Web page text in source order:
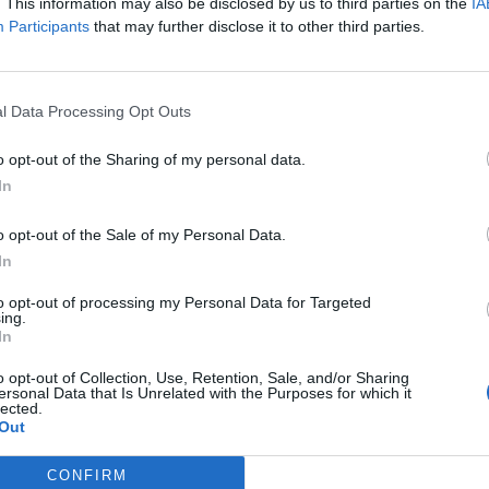
Participants that may further disclose it to other third parties.
Data Processing Opt Outs
opt-out of the Sharing of my personal data.
opt-out of the Sale of my Personal Data.
opt-out of processing my Personal Data for Targeted
opt-out of Collection, Use, Retention, Sale, and/or Sharing
Data that Is Unrelated with the Purposes for which it
CONFIRM
Km. 13,2
Area camper Barcis -
Area camper e
Area sosta camper